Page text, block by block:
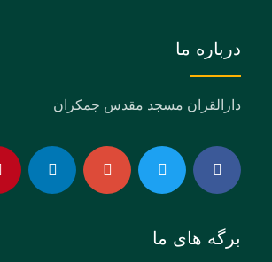
درباره ما
دارالقران مسجد مقدس جمکران
برگه های ما